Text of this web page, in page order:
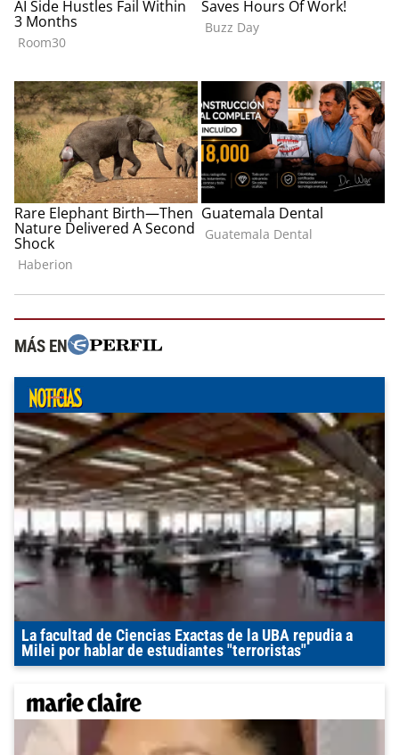
MÁS EN
La facultad de Ciencias Exactas de la UBA repudia a
Milei por hablar de estudiantes "terroristas"